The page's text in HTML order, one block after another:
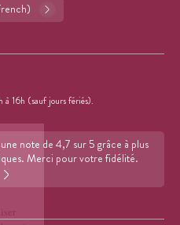
à 16h (sauf jours fériés).
note de 4,7 sur 5 grâce à plus
Merci pour votre fidélité.